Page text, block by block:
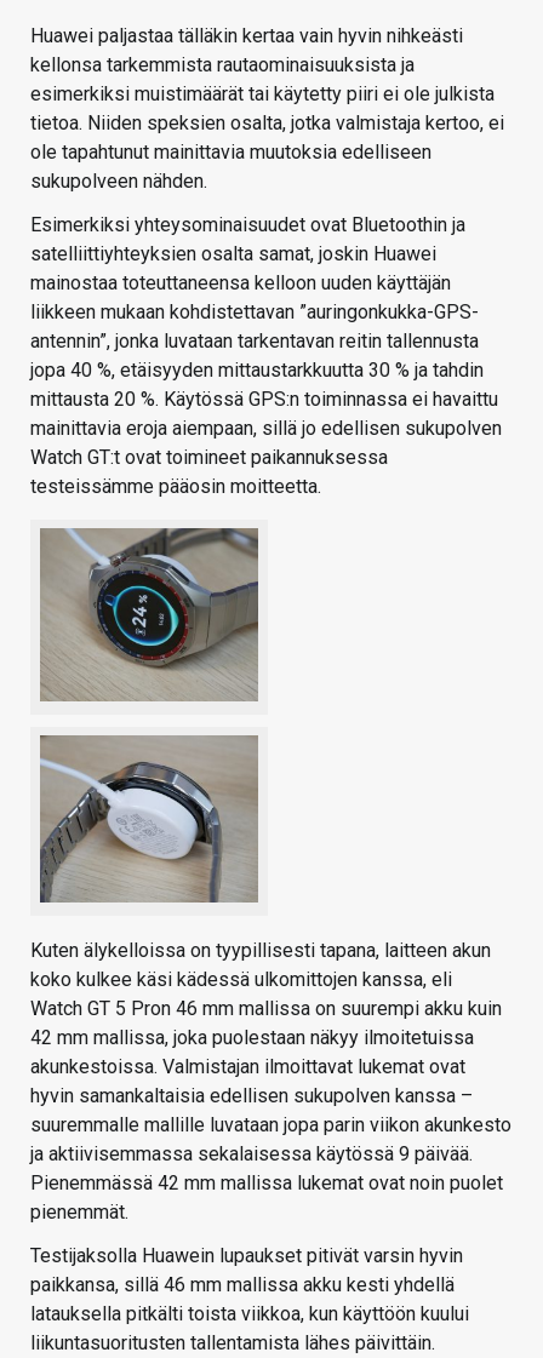
Huawei paljastaa tälläkin kertaa vain hyvin nihkeästi
kellonsa tarkemmista rautaominaisuuksista ja
esimerkiksi muistimäärät tai käytetty piiri ei ole julkista
tietoa. Niiden speksien osalta, jotka valmistaja kertoo, ei
ole tapahtunut mainittavia muutoksia edelliseen
sukupolveen nähden.
Esimerkiksi yhteysominaisuudet ovat Bluetoothin ja
satelliittiyhteyksien osalta samat, joskin Huawei
mainostaa toteuttaneensa kelloon uuden käyttäjän
liikkeen mukaan kohdistettavan ”auringonkukka-GPS-
antennin”, jonka luvataan tarkentavan reitin tallennusta
jopa 40 %, etäisyyden mittaustarkkuutta 30 % ja tahdin
mittausta 20 %. Käytössä GPS:n toiminnassa ei havaittu
mainittavia eroja aiempaan, sillä jo edellisen sukupolven
Watch GT:t ovat toimineet paikannuksessa
testeissämme pääosin moitteetta.
Kuten älykelloissa on tyypillisesti tapana, laitteen akun
koko kulkee käsi kädessä ulkomittojen kanssa, eli
Watch GT 5 Pron 46 mm mallissa on suurempi akku kuin
42 mm mallissa, joka puolestaan näkyy ilmoitetuissa
akunkestoissa. Valmistajan ilmoittavat lukemat ovat
hyvin samankaltaisia edellisen sukupolven kanssa –
suuremmalle mallille luvataan jopa parin viikon akunkesto
ja aktiivisemmassa sekalaisessa käytössä 9 päivää.
Pienemmässä 42 mm mallissa lukemat ovat noin puolet
pienemmät.
Testijaksolla Huawein lupaukset pitivät varsin hyvin
paikkansa, sillä 46 mm mallissa akku kesti yhdellä
latauksella pitkälti toista viikkoa, kun käyttöön kuului
liikuntasuoritusten tallentamista lähes päivittäin.